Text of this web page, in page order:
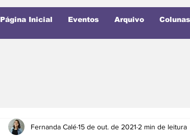
Página Inicial Eventos Arquivo Colunas
Fernanda Calé15 de out. de 2021 2 min de leitura